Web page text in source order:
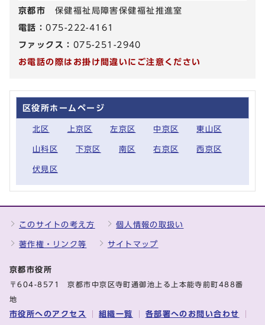
京都市 保健福祉局障害保健福祉推進室
電話：075-222-4161
ファックス： 075-251-2940
お電話の際はお掛け間違いにご注意ください
区役所ホームページ
北区 上京区 左京区 中京区 東山区
山科区 下京区 南区 右京区 西京区
伏見区
このサイトの考え方 個人情報の取扱い
著作権・リンク等 サイトマップ
京都市役所
〒604-8571 京都市中京区寺町通御池上る上本能寺前町488番
地
市役所へのアクセス 組織一覧 各部署へのお問い合わせ